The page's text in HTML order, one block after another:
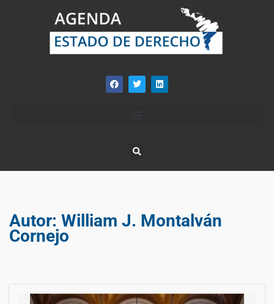
Autor: William J. Montalván
Cornejo